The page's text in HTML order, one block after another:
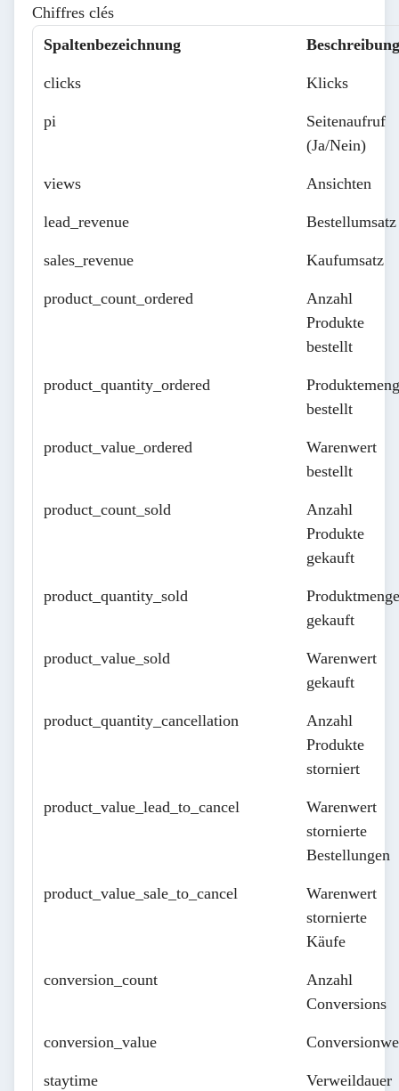
Chiffres clés
Spaltenbezeichnung
Beschreibung
clicks Klicks
pi
Seitenaufruf
(Ja/Nein)
views Ansichten
lead_revenue Bestellumsatz
sales_revenue Kaufumsatz
product_count_ordered
Anzahl
Produkte
bestellt
product_quantity_ordered
bestellt
product_value_ordered
Warenwert
bestellt
product_count_sold
Anzahl
Produkte
gekauft
product_quantity_sold
Produktmenge
gekauft
product_value_sold
Warenwert
gekauft
product_quantity_cancellation
Anzahl
Produkte
storniert
product_value_lead_to_cancel
Warenwert
stornierte
Bestellungen
product_value_sale_to_cancel
Warenwert
stornierte
Käufe
conversion_count
Anzahl
Conversions
conversion_value
staytime Verweildauer